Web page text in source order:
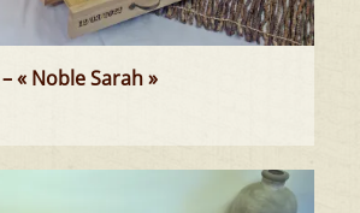
« Noble Sarah »